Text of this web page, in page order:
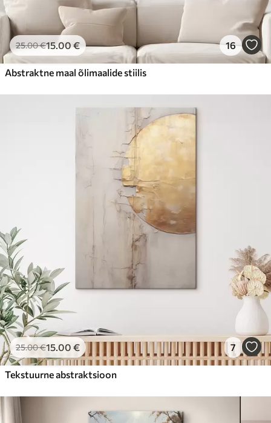
25.00€15.00€ 16
Abstraktne maal õlimaalide stiilis
25.00€15.00 € 7
Tekstuurne abstraktsioon